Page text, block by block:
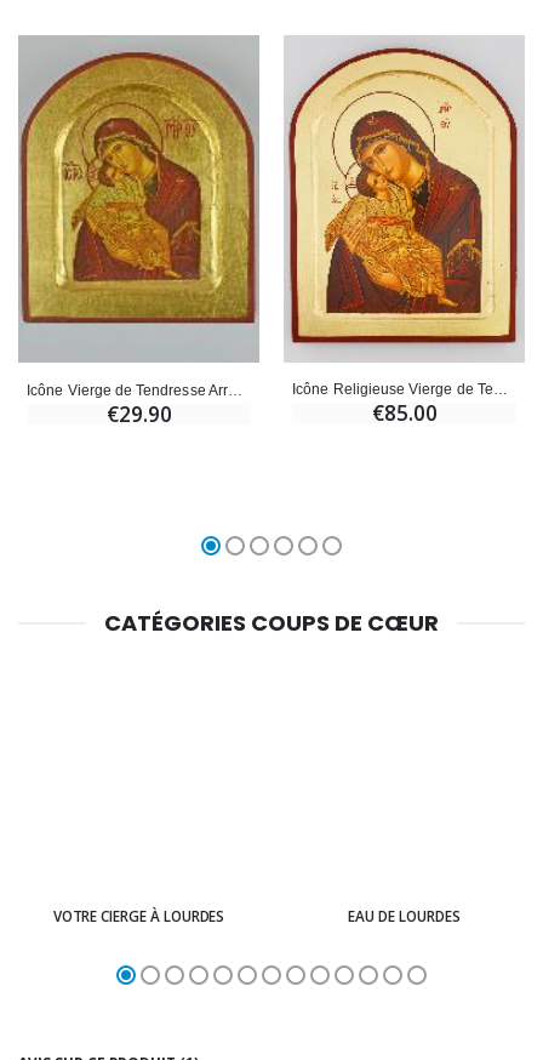
Icône Vierge de Tendresse Arrondie - Feuille d'Or - 12 cm
€29.90 €85.00
CATÉGORIES COUPS DE CŒUR
VOTRE CIERGE À LOURDES EAU DE LOURDES